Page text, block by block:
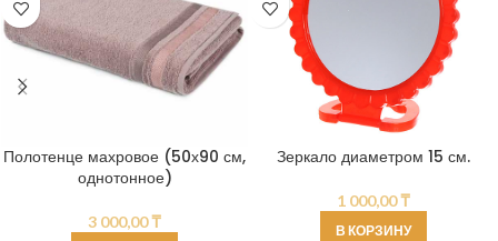
Полотенце махровое (50х90 см,
однотонное)
3 000,00₸
Зеркало диаметром 15 см.
1 000,00₸
В КОРЗИНУ